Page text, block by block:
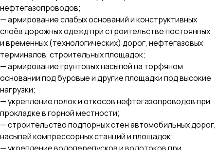
нефтегазопроводов;
— армирование слабых оснований и конструктивных
слоёв дорожных одежд при строительстве постоянных
и временных (технологических) дорог, нефтегазовых
терминалов, строительных площадок;
— армирование грунтовых насыпей на торфяном
основании под буровые и другие площадки под высокие
нагрузки;
— укрепление полок и откосов нефтегазопроводов при
прокладке в горной местности;
— строительство подпорных стен автомобильных дорог,
насыпей компрессорных станций и площадок;